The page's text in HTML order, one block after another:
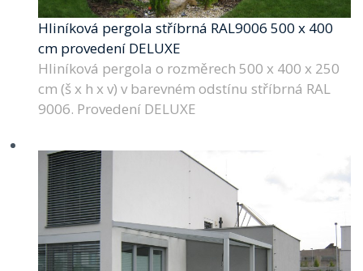
Hliníková pergola stříbrná RAL9006 500 x 400
cm provedení DELUXE
Hliníková pergola o rozměrech 500 x 400 x 250
cm (š x h x v) v barevném odstínu stříbrná RAL
9006. Provedení DELUXE